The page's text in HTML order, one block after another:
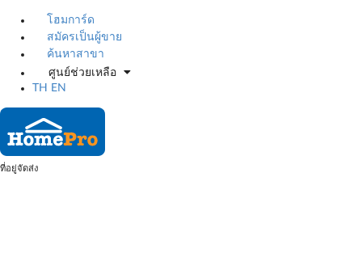
โฮมการ์ด
สมัครเป็นผู้ขาย
ค้นหาสาขา
ศูนย์ช่วยเหลือ
TH
EN
ที่อยู่จัดส่ง